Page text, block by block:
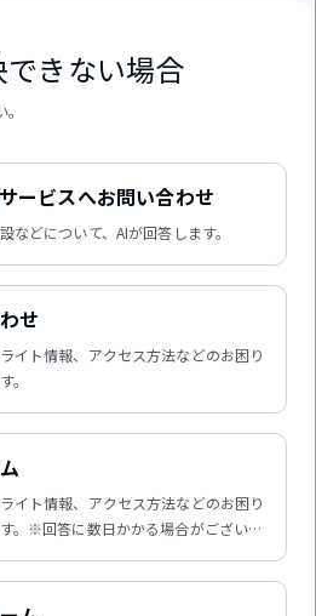
きない場合
ービスへお問い合わせ
などについて、AIが回答します。
せ
イト情報、アクセス方法などのお困り
。
イト情報、アクセス方法などのお困り
。※回答に数日かかる場合がございま